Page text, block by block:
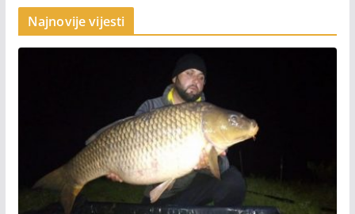
Najnovije vijesti